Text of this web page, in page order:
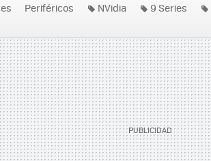
Periféricos NVidia 9 Series